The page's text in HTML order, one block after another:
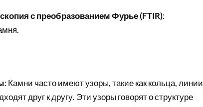
с преобразованием Фурье (FTIR):
: Камни часто имеют узоры, такие как кольца, линии
друг к другу. Эти узоры говорят о структуре